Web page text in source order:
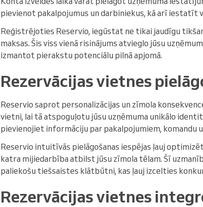
pievienot pakalpojumus un darbiniekus, kā arī iestatīt
Reģistrējoties Reservio, iegūstat ne tikai jaudīgu
maksas. Šis viss vienā risinājums atvieglo jūsu
izmantot pierakstu potenciālu pilnā apjomā.
Rezervācijas vietnes
Reservio saprot personalizācijas un zīmola
vietni, lai tā atspoguļotu jūsu uzņēmuma unikālo
pievienojiet informāciju par pakalpojumiem, komandu
Reservio intuitīvās pielāgošanas iespējas ļauj
katra mijiedarbība atbilst jūsu zīmola tēlam. Šī
paliekošu tiešsaistes klātbūtni, kas ļauj izcelties
Rezervācijas vietnes